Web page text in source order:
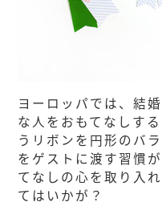
ヨーロッパでは、結
な人をおもてなしす
うリボンを円形のバ
をゲストに渡す習慣
てなしの心を取り入
てはいかが？